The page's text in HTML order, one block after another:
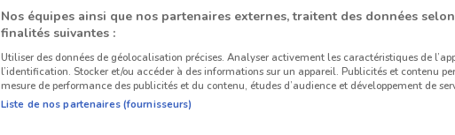
Nos équipes ainsi que nos partenaires externes, traitent des données
finalités suivantes :
Utiliser des données de géolocalisation précises. Analyser activement les caractéristiques de
l’identification. Stocker et/ou accéder à des informations sur un appareil. Publicités et contenu
mesure de performance des publicités et du contenu, études d’audience et développement de
Liste de nos partenaires (fournisseurs)